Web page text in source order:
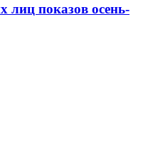
лиц показов осень-